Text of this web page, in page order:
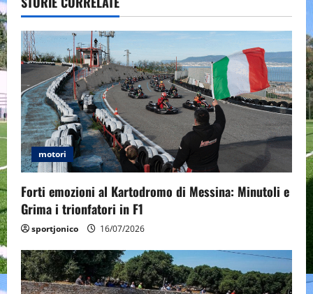
i
g
a
t
i
o
n
motori
Forti emozioni al Kartodromo di Messina: Minutoli e
Grima i trionfatori in F1
sportjonico 16/07/2026